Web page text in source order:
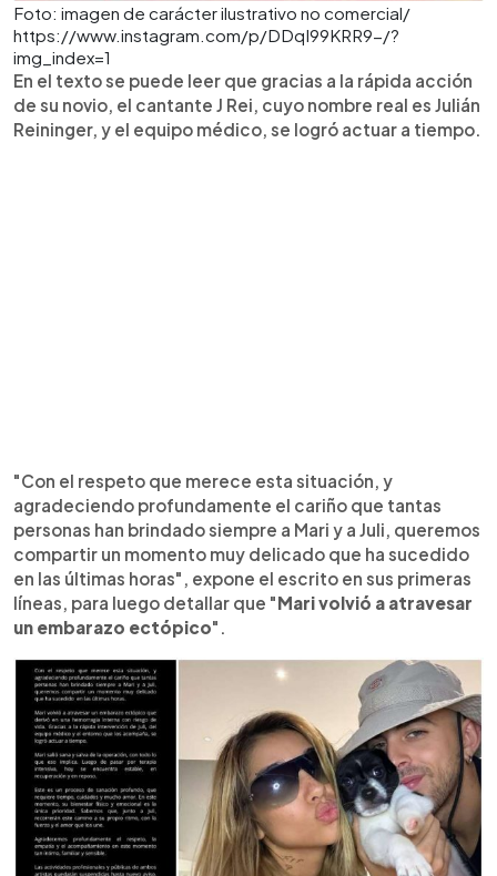
Foto: imagen de carácter ilustrativo no comercial/
https://www.instagram.com/p/DDqI99KRR9-/?
img_index=1
En el texto se puede leer que gracias a la rápida acción
de su novio, el cantante J Rei, cuyo nombre real es Julián
Reininger, y el equipo médico, se logró actuar a tiempo.
"Con el respeto que merece esta situación, y
agradeciendo profundamente el cariño que tantas
personas han brindado siempre a Mari y a Juli, queremos
compartir un momento muy delicado que ha sucedido
en las últimas horas", expone el escrito en sus primeras
líneas, para luego detallar que "Mari volvió a atravesar
un embarazo ectópico".